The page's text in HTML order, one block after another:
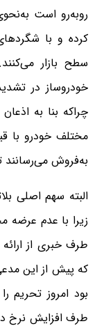
روبه‌رو است
کرده و با
سطح بازار
خودروساز در
چراکه بنا به
مختلف خودرو با
به‌فروش می‌رسانند
البته سهم اصلی
زیرا با عدم عرضه
طرف خبری از
که پیش از این
بود امروز تحریم
طرف افزایش نرخ